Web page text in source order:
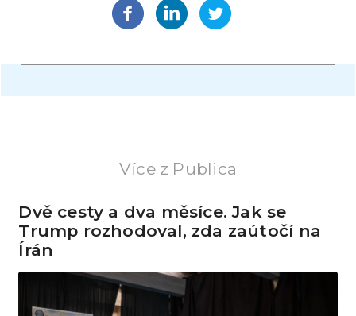
Více z Publica
Dvě cesty a dva měsíce. Jak se
Trump rozhodoval, zda zaútočí na
Írán